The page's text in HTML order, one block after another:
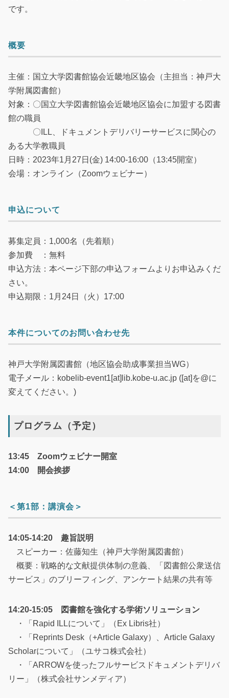
です。
概要
主催：国立大学図書館協会近畿地区協会（主担当：神戸大
学附属図書館）
対象：〇国立大学図書館協会近畿地区協会に加盟する図書
館の職員
〇ILL、ドキュメントデリバリーサービスに関心の
ある大学教職員
日時：2023年1月27日(金) 14:00-16:00（13:45開室）
会場：オンライン（Zoomウェビナー）
申込について
募集定員：1,000名（先着順）
参加費 ：無料
申込方法：本ページ下部の申込フォームよりお申込みくだ
さい。
申込期限：1月24日（火）17:00
本件についてのお問い合わせ先
神戸大学附属図書館（地区協会助成事業担当WG）
電子メール：kobelib-event1[at]lib.kobe-u.ac.jp ([at]を@に
変えてください。)
プログラム（予定）
13:45 Zoomウェビナー開室
14:00 開会挨拶
＜第1部：講演会＞
14:05-14:20 趣旨説明
スピーカー：佐藤知生（神戸大学附属図書館）
概要：戦略的な文献提供体制の意義、「図書館公衆送信
サービス」のブリーフィング、アンケート結果の共有等
14:20-15:05 図書館を強化する学術ソリューション
・「Rapid ILLについて」（Ex Libris社）
・「Reprints Desk（+Article Galaxy）、Article Galaxy
Scholarについて」（ユサコ株式会社）
・「ARROWを使ったフルサービスドキュメントデリバ
リー」（株式会社サンメディア）